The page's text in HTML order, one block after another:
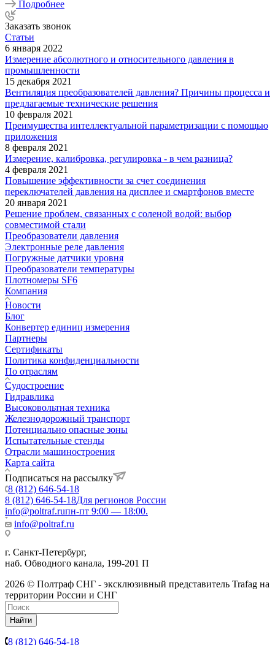
Подробнее
Заказать звонок
Статьи
6 января 2022
Измерение абсолютного и относительного давления в
промышленности
15 декабря 2021
Вентиляция преобразователей давления? Причины процесса и
предлагаемые технические решения
10 февраля 2021
Преимущества интеллектуальной параметризации с помощью
приложения
8 февраля 2021
Измерение, калибровка, регулировка - в чем разница?
4 февраля 2021
Повышение эффективности за счет соединения
переключателей давления на дисплее и смартфонов вместе
20 января 2021
Решение проблем, связанных с соленой водой: выбор
совместимой стали
Преобразователи давления
Электронные реле давления
Погружные датчики уровня
Преобразователи температуры
Плотномеры SF6
Компания
Новости
Блог
Конвертер единиц измерения
Партнеры
Сертификаты
Политика конфиденциальности
По отраслям
Судостроение
Гидравлика
Высоковольтная техника
Железнодорожный транспорт
Потенциально опасные зоны
Испытательные стенды
Отрасли машиностроения
Карта сайта
Подписаться на рассылку
8 (812) 646-54-18
8 (812) 646-54-18Для регионов России
info@poltraf.ruпн-пт 9:00 — 18:00.
info@poltraf.ru
г. Санкт-Петербург,
наб. Обводного канала, 199-201 П
2026 © Полтраф СНГ - эксклюзивный представитель Trafag на
территории России и СНГ
Найти
8 (812) 646-54-18